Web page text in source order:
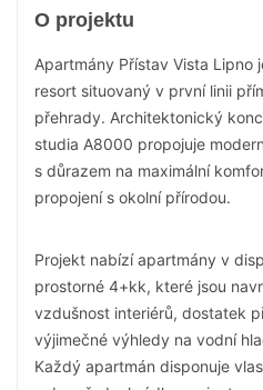
O projektu
Apartmány Přístav Vista Lipno
resort situovaný v první linii
přehrady. Architektonický
studia A8000 propojuje
s důrazem na maximální
propojení s okolní přírodou.
Projekt nabízí apartmány v
prostorné 4+kk, které jsou
vzdušnost interiérů, dostatek
výjimečné výhledy na vodní
Každý apartmán disponuje